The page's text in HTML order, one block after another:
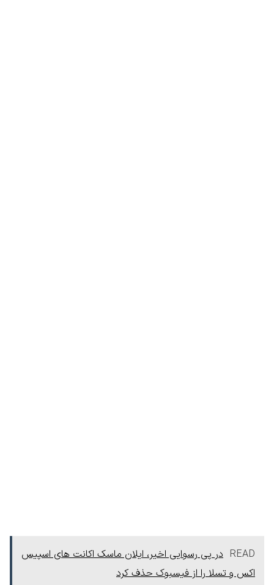
READ در پی رسوایی اخیر، ایلان ماسک اکانت های اسپیس
اکس و تسلا را از فیسبوک حذف کرد